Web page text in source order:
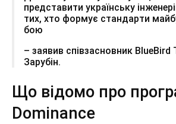
представити українську
тих, хто формує стандарти
бою
– заявив співзасновник BlueBird
Зарубін.
Що відомо про
Dominance